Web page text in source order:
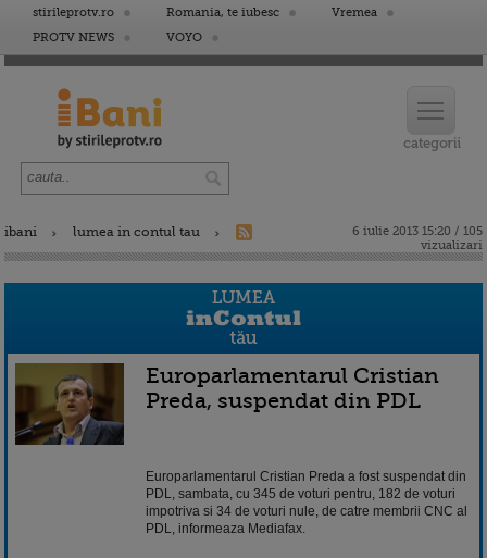
stirileprotv.ro Romania, te iubesc
Vremea
PROTV NEWS
VOYO
ibani lumea in contul tau
6 iulie 2013 15:20 / 105
vizualizari
Europarlamentarul Cristian
Preda, suspendat din PDL
Europarlamentarul Cristian Preda a fost suspendat din
PDL, sambata, cu 345 de voturi pentru, 182 de voturi
impotriva si 34 de voturi nule, de catre membrii CNC al
PDL, informeaza Mediafax.